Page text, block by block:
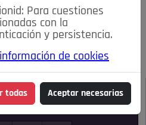
Estilo de Vida
IN
Pozuelo de Alarcón
🔴 En Directo
noticia:
Para cuestiones
con la
y persistencia.
de cookies
todas Aceptar necesarias